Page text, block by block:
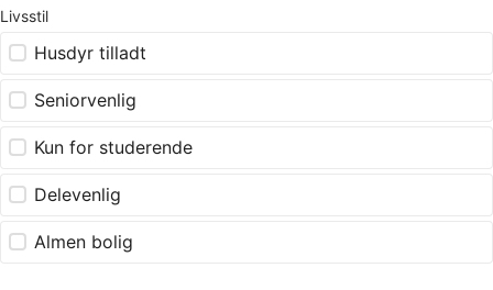
Livsstil
Husdyr tilladt
Seniorvenlig
Kun for studerende
Delevenlig
Almen bolig